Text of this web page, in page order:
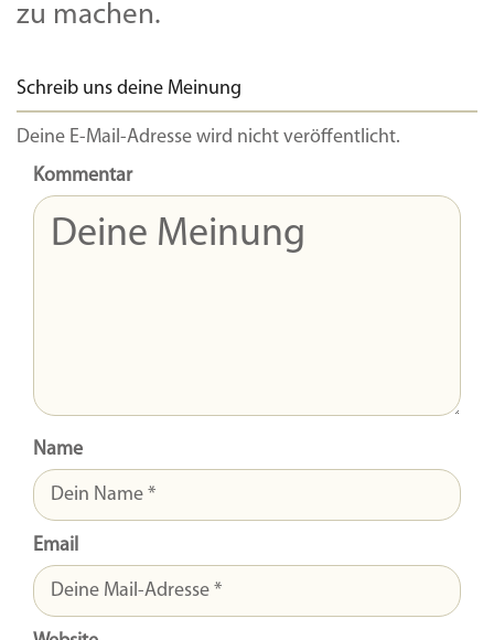
zu machen.
Schreib uns deine Meinung
Deine E-Mail-Adresse wird nicht veröffentlicht.
Kommentar
Name
Email